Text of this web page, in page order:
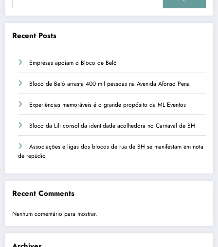
Recent Posts
Empresas apoiam o Bloco de Belô
Bloco de Belô arrasta 400 mil pessoas na Avenida Afonso Pena
Experiências memoráveis é o grande propósito da ML Eventos
Bloco da Lili consolida identidade acolhedora no Carnaval de BH
Associações e ligas dos blocos de rua de BH se manifestam em nota
de repúdio
Recent Comments
Nenhum comentário para mostrar.